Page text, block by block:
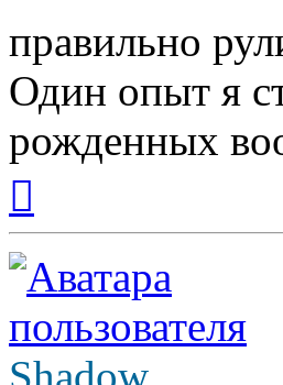
правильно
Один опыт я
рожденных
началу